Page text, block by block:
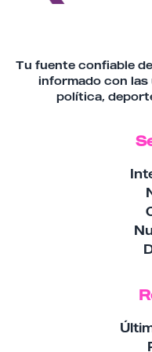
Tu fuente confiable
informado con
política,